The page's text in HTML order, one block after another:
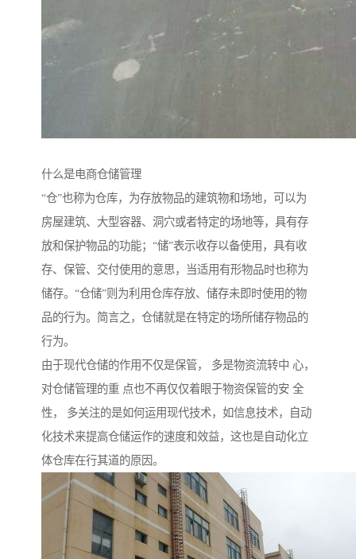
什么是电商仓储管理
“仓”也称为仓库，为存放物品的建筑物和场地，可以为
房屋建筑、大型容器、洞穴或者特定的场地等，具有存
放和保护物品的功能；“储”表示收存以备使用，具有收
存、保管、交付使用的意思，当适用有形物品时也称为
储存。“仓储”则为利用仓库存放、储存未即时使用的物
品的行为。简言之，仓储就是在特定的场所储存物品的
行为。
由于现代仓储的作用不仅是保管， 多是物资流转中 心，
对仓储管理的重 点也不再仅仅着眼于物资保管的安 全
性， 多关注的是如何运用现代技术，如信息技术，自动
化技术来提高仓储运作的速度和效益，这也是自动化立
体仓库在行其道的原因。